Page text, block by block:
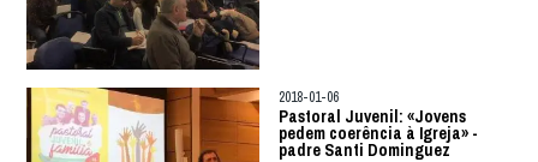
2018-01-06
Pastoral Juvenil: «Jovens
pedem coerência à Igreja» -
padre Santi Dominguez